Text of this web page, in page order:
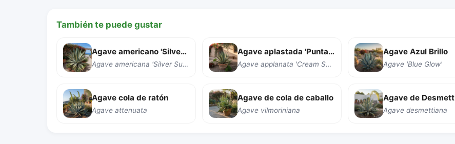
También te puede gustar
Agave americano 'Silver Surfer'
Agave americana 'Silver Surfer'
Agave aplastada 'Punta Crema'
Agave applanata 'Cream Spike'
Agave Azul Brillo
Agave 'Blue Glow'
Agave cola de ratón
Agave attenuata
Agave de cola de caballo
Agave vilmoriniana
Agave de Desmett
Agave desmettiana